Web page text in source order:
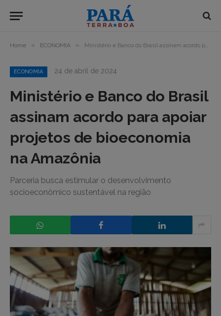
Home » ECONOMIA » Ministério e Banco do Brasil assinam acordo para apoiar projetos de bioeconomia na Amazônia
ECONOMIA 24 de abril de 2024
Ministério e Banco do Brasil
assinam acordo para apoiar
projetos de bioeconomia
na Amazônia
Parceria busca estimular o desenvolvimento
socioeconômico sustentável na região